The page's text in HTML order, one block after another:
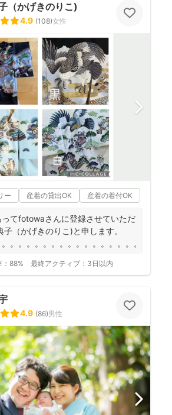
（かげきのりこ)
4.9 (108)女性
ー 産着の貸出OK 産着の着付OK
てfotowaさんに登録させていただ
子（かげきのりこ)と申します。
。。。。。。。。。。。。。。。。。...
88% 最終アクティブ： 3日以内
4.9 (86)男性